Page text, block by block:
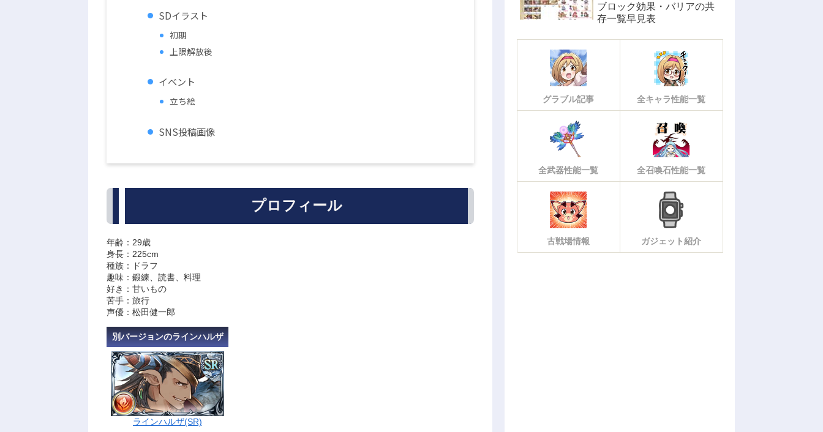
SDイラスト
初期
上限解放後
イベント
立ち絵
SNS投稿画像
プロフィール
年齢：29歳
身長：225cm
種族：ドラフ
趣味：鍛練、読書、料理
好き：甘いもの
苦手：旅行
声優：松田健一郎
別バージョンのラインハルザ
ラインハルザ(SR)
ブロック効果・バリアの共
存一覧早見表
グラブル記事 全キャラ性能一覧
全武器性能一覧 全召喚石性能一覧
古戦場情報 ガジェット紹介